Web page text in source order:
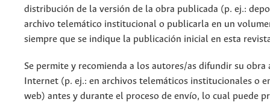
distribución de la versión de la obra publicada (p. ej.:
archivo telemático institucional o publicarla en un
siempre que se indique la publicación inicial en esta
Se permite y recomienda a los autores/as difundir su obra
Internet (p. ej.: en archivos telemáticos institucionales o
web) antes y durante el proceso de envío, lo cual puede